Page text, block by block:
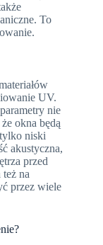
To
UV.
nie
okna będą
niski
akustyczna,
przed
też na
przez wiele